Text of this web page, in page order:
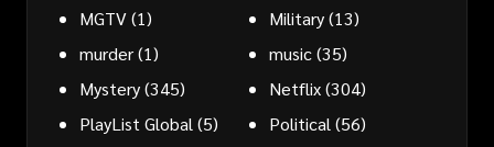
MGTV(1) Military(13)
murder(1) music(35)
Mystery(345) Netflix(304)
PlayList Global (5) Political (56)